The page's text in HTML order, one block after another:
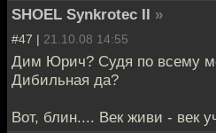
SHOEL Synkrotec II »
#47 | 21.10.08 14:55
Дим Юрич? Судя по всему
Дибильная да?
Вот, блин.... Век живи - век